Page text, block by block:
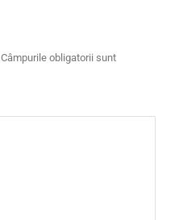
Câmpurile obligatorii sunt